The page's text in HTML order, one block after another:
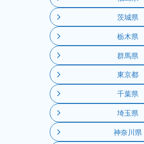
茨城県
栃木県
群馬県
東京都
千葉県
埼玉県
神奈川県